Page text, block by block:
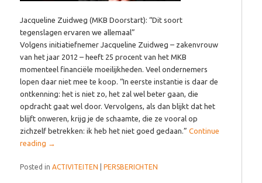
Jacqueline Zuidweg (MKB Doorstart): “Dit soort
tegenslagen ervaren we allemaal”
Volgens initiatiefnemer Jacqueline Zuidweg – zakenvrouw
van het jaar 2012 – heeft 25 procent van het MKB
momenteel financiële moeilijkheden. Veel ondernemers
lopen daar niet mee te koop. “In eerste instantie is daar de
ontkenning: het is niet zo, het zal wel beter gaan, die
opdracht gaat wel door. Vervolgens, als dan blijkt dat het
blijft onweren, krijg je de schaamte, die ze vooral op
zichzelf betrekken: ik heb het niet goed gedaan.”Continue
reading
→
Posted in ACTIVITEITEN |PERSBERICHTEN